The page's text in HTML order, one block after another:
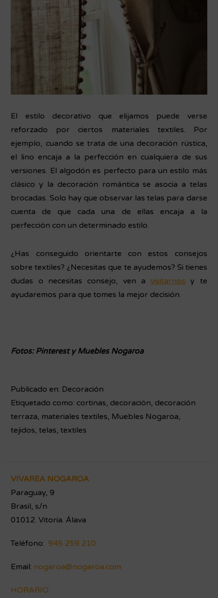
El estilo decorativo que elijamos puede verse
reforzado por ciertos materiales textiles. Por
ejemplo, cuando se trata de una decoración rústica,
el lino encaja a la perfección en cualquiera de sus
versiones. El algodón es perfecto para un estilo más
clásico y la decoración romántica se asocia a telas
brocadas. Solo hay que observar las telas para darse
cuenta de que cada una de ellas encaja a la
perfección con un determinado estilo.
¿Has conseguido orientarte con estos consejos
sobre textiles? ¿Necesitas que te ayudemos? Si tienes
dudas o necesitas consejo, ven avisitarnos y te
ayudaremos para que tomes la mejor decisión.
Fotos: Pinterest y Muebles Nogaroa
Publicado en: Decoración
Etiquetado como: cortinas, decoración, decoración
terraza, materiales textiles, Muebles Nogaroa,
tejidos,telas,textiles
Footer
VIVAREA NOGAROA
Paraguay, 9
Brasil, s/n
01012. Vitoria. Álava
Teléfono: 945 259 210
Email: nogaroa@nogaroa.com
HORARIO